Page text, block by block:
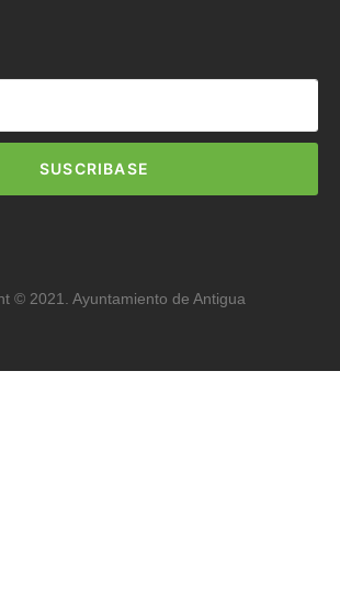
SUSCRIBASE
© 2021. Ayuntamiento de Antigua